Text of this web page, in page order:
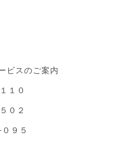
ビスのご案内
１０
２
５